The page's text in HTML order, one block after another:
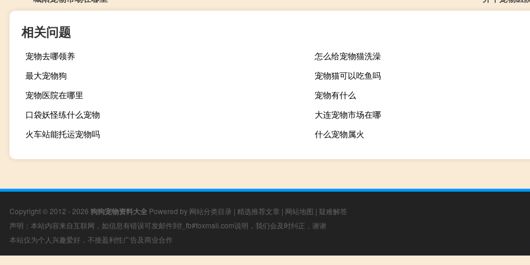
相关问题
宠物去哪领养
怎么给宠物猫洗澡
最大宠物狗
宠物猫可以吃鱼吗
宠物医院在哪里
宠物有什么
口袋妖怪练什么宠物
大连宠物市场在哪
火车站能托运宠物吗
什么宠物属火
Copyright © 2012 - 2026 狗狗宠物资料大全 Powered by 网站分类目录 | 精选推荐文章 | 网站地图 | 疑难解答
声明：本站内容来自互联网，如信息有错误可发邮件到f_fb#foxmail.com说明，我们会及时纠正，谢谢
本站仅为个人兴趣爱好，不接盈利性广告及商业合作